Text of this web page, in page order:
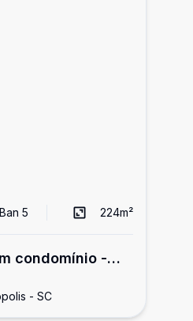
Ban5 224m²
condomínio -
- SC